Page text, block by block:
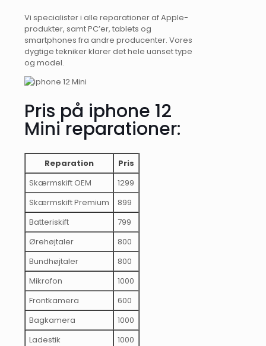
Vi specialister i alle reparationer af Apple-
produkter, samt PC’er, tablets og
smartphones fra andre producenter. Vores
dygtige tekniker klarer det hele uanset type
og model.
Pris på iphone 12
Mini reparationer:
Reparation
Pris
Skærmskift OEM
1299
Skærmskift Premium
899
Batteriskift
799
Ørehøjtaler
800
Bundhøjtaler
800
Mikrofon
1000
Frontkamera
600
Bagkamera
1000
Ladestik
1000